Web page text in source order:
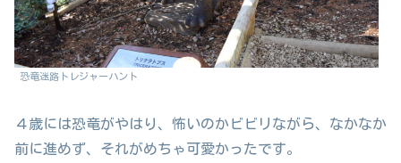
恐竜迷路トレジャーハント
４歳には恐竜がやはり、怖いのかビビリながら、なかなか
前に進めず、それがめちゃ可愛かったです。